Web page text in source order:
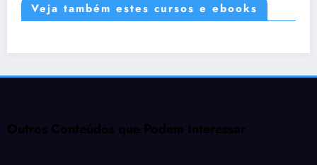
Veja também estes cursos e ebooks
Outros Conteúdos que Podem Interessar